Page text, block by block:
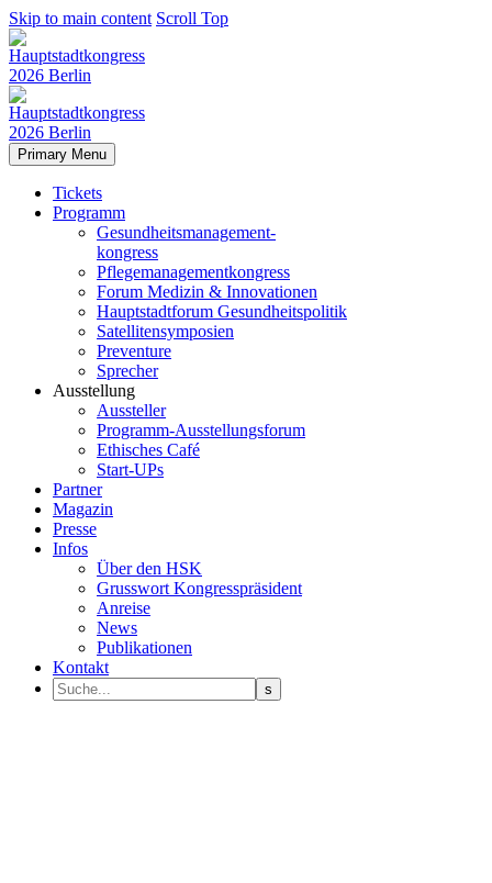
Skip to main content Scroll Top
Primary Menu
Tickets
Programm
Gesundheitsmanagement-
kongress
Pflegemanagementkongress
Forum Medizin & Innovationen
Hauptstadtforum Gesundheitspolitik
Satellitensymposien
Preventure
Sprecher
Ausstellung
Aussteller
Programm-Ausstellungsforum
Ethisches Café
Start-UPs
Partner
Magazin
Presse
Infos
Über den HSK
Grusswort Kongresspräsident
Anreise
News
Publikationen
Kontakt